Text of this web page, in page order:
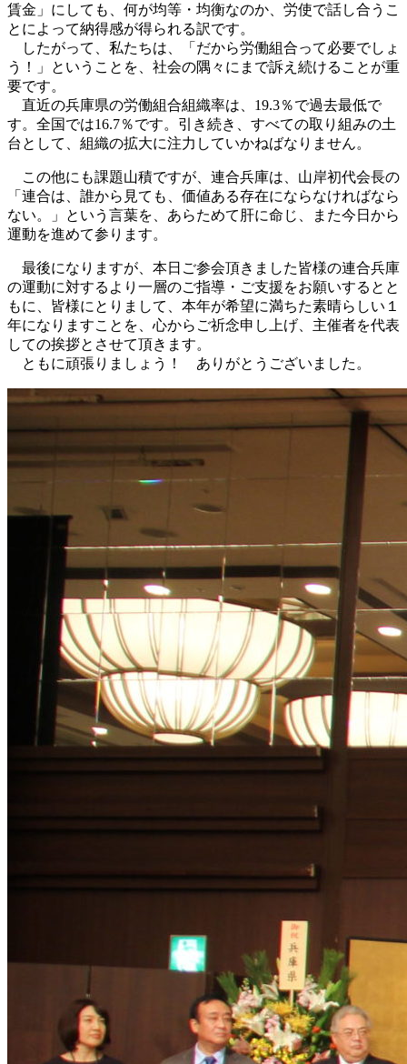
賃金」にしても、何が均等・均衡なのか、労使で話し合うこ
とによって納得感が得られる訳です。
したがって、私たちは、「だから労働組合って必要でしょ
う！」ということを、社会の隅々にまで訴え続けることが重
要です。
直近の兵庫県の労働組合組織率は、19.3％で過去最低で
す。全国では16.7％です。引き続き、すべての取り組みの土
台として、組織の拡大に注力していかねばなりません。
この他にも課題山積ですが、連合兵庫は、山岸初代会長の
「連合は、誰から見ても、価値ある存在にならなければなら
ない。」という言葉を、あらためて肝に命じ、また今日から
運動を進めて参ります。
最後になりますが、本日ご参会頂きました皆様の連合兵庫
の運動に対するより一層のご指導・ご支援をお願いするとと
もに、皆様にとりまして、本年が希望に満ちた素晴らしい１
年になりますことを、心からご祈念申し上げ、主催者を代表
しての挨拶とさせて頂きます。
ともに頑張りましょう！ ありがとうございました。